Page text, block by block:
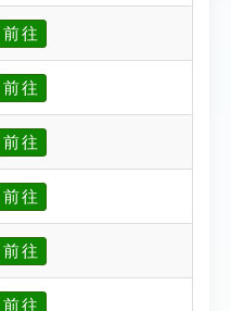
前往
前往
前往
前往
前往
前往